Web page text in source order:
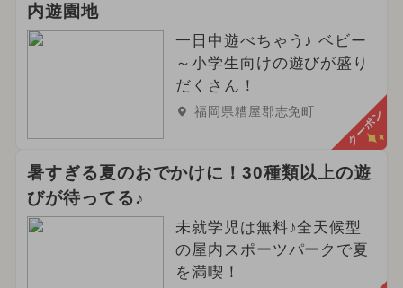
内遊園地
一日中遊べちゃう♪ ベビー
～小学生向けの遊びが盛り
だくさん！
福岡県糟屋郡志免町 クーポン
暑すぎる夏のおでかけに！30種類以上の遊
びが待ってる♪
未就学児は無料♪全天候型
の屋内スポーツパークで夏
を満喫！